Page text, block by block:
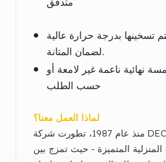
تسخينها بدرجة حرارة عالية
لضمان المتانة.
نهائية ناعمة غير لامعة أو
حسب الطلب
لماذا العمل معنا؟
منذ عام 1987، تطورت شركة DECEMBER SUN لتصبح شركة
المتميزة - حيث تمزج بين